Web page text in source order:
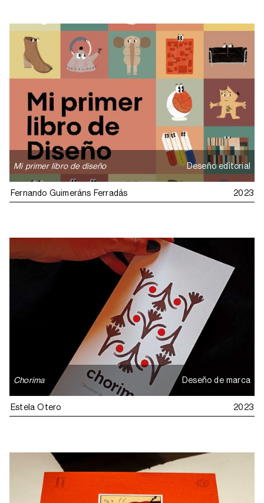
Mi primer libro de diseño Deseño editorial
Fernando Guimeráns Ferradás 2023
Chorima Deseño de marca
Estela Otero 2023